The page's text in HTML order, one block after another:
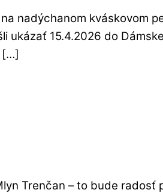
nadýchanom kváskovom
ukázať 15.4.2026 do
[…]
Trenčan – to bude